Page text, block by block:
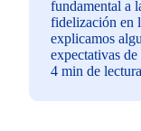
fundamental a
fidelización en
explicamos
expectativas
4 min de lectura